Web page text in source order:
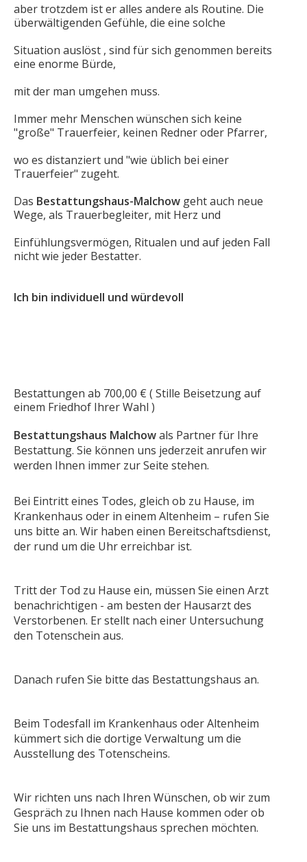
aber trotzdem ist er alles andere als Routine. Die
überwältigenden Gefühle, die eine solche
Situation auslöst , sind für sich genommen bereits
eine enorme Bürde,
mit der man umgehen muss.
Immer mehr Menschen wünschen sich keine
"große" Trauerfeier, keinen Redner oder Pfarrer,
wo es distanziert und "wie üblich bei einer
Trauerfeier" zugeht.
Das Bestattungshaus-Malchow geht auch neue
Wege, als Trauerbegleiter, mit Herz und
Einfühlungsvermögen, Ritualen und auf jeden Fall
nicht wie jeder Bestatter.
Ich bin individuell und würdevoll
Bestattungen ab 700,00 € ( Stille Beisetzung auf
einem Friedhof Ihrer Wahl )
Bestattungshaus Malchowals Partner für Ihre
Bestattung. Sie können uns jederzeit anrufen wir
werden Ihnen immer zur Seite stehen.
Bei Eintritt eines Todes, gleich ob zu Hause, im
Krankenhaus oder in einem Altenheim – rufen Sie
uns bitte an. Wir haben einen Bereitschaftsdienst,
der rund um die Uhr erreichbar ist.
Tritt der Tod zu Hause ein, müssen Sie einen Arzt
benachrichtigen - am besten der Hausarzt des
Verstorbenen. Er stellt nach einer Untersuchung
den Totenschein aus.
Danach rufen Sie bitte das Bestattungshaus an.
Beim Todesfall im Krankenhaus oder Altenheim
kümmert sich die dortige Verwaltung um die
Ausstellung des Totenscheins.
Wir richten uns nach Ihren Wünschen, ob wir zum
Gespräch zu Ihnen nach Hause kommen oder ob
Sie uns im Bestattungshaus sprechen möchten.